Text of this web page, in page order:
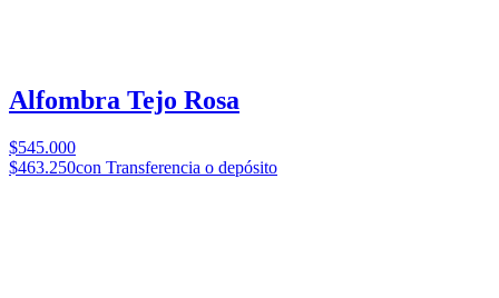
Alfombra Tejo Rosa
$545.000
$463.250con Transferencia o depósito